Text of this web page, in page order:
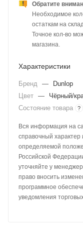
Обратите
Необходимое
остаткам на
Точное кол-во
магазина.
Характеристики
Бренд —
Dunlop
Цвет —
Чёрный/
Состояние товара
?
Вся информация на
справочный
определяемой
Российской
уточняйте у
право вносить
программное
уведомления